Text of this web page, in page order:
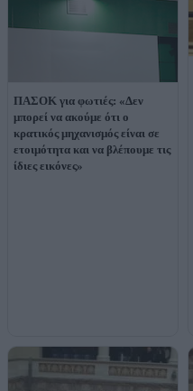
ΠΑΣΟΚ για φωτιές: «Δεν
μπορεί να ακούμε ότι ο
κρατικός μηχανισμός είναι σε
ετοιμότητα και να βλέπουμε τις
ίδιες εικόνες»